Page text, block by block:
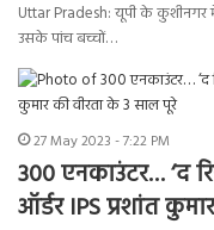
Uttar Pradesh: यूपी के
उसके पांच बच्चों…
27 May 2023 - 7:22 PM
300 एनकाउंटर… ‘द
ऑर्डर IPS प्रशांत